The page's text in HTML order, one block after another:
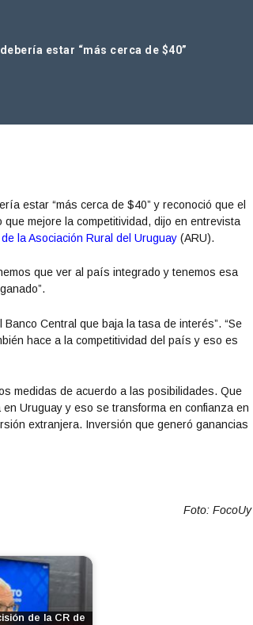
estar “más cerca de $40”
estar “más cerca de $40” y reconoció que el
mejore la competitividad, dijo en entrevista
la Asociación Rural del Uruguay (ARU).
que ver al país integrado y tenemos esa
Central que baja la tasa de interés”. “Se
hace a la competitividad del país y eso es
medidas de acuerdo a las posibilidades. Que
Uruguay y eso se transforma en confianza en
extranjera. Inversión que generó ganancias
Foto: FocoUy
de la CR de